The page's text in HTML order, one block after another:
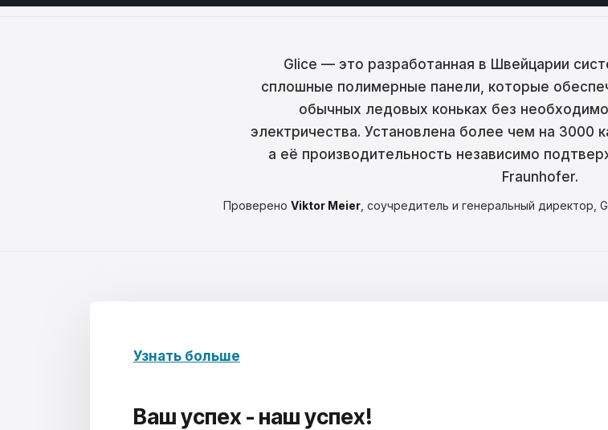
Slovenčina
Türkçe
العربية
Glice — это разработанная в Швейцарии
сплошные полимерные панели, которые
обычных ледовых коньках без
электричества. Установлена более чем на 3000
а её производительность независимо
Fraunhofer.
Проверено Viktor Meier , соучредитель и генеральный директор,
Узнать больше
Ваш успех - наш успех!